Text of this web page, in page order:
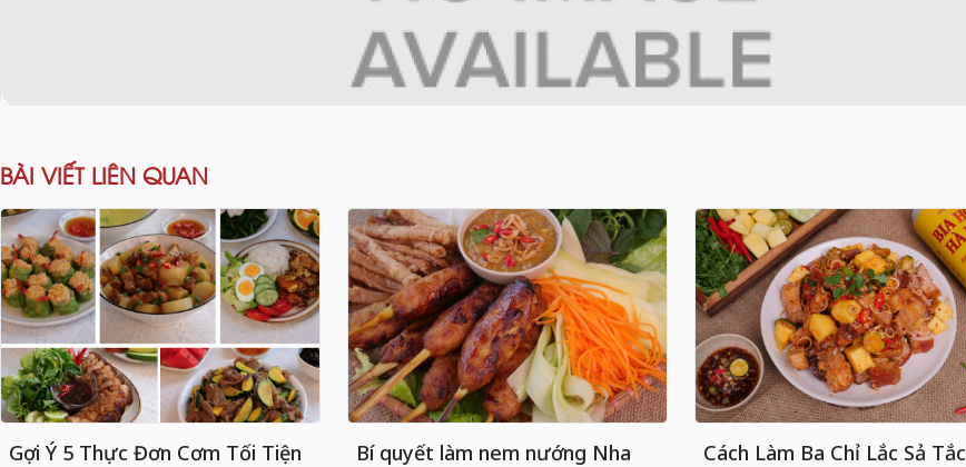
BÀI VIẾT LIÊN QUAN
Gợi Ý 5 Thực Đơn Cơm Tối Tiện
Bí quyết làm nem nướng Nha
Cách Làm Ba Chỉ Lắc Sả Tắc